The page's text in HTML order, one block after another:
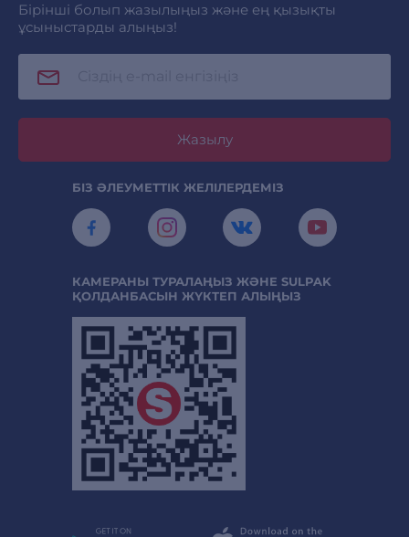
Бірінші болып жазылыңыз және ең қызықты
ұсыныстарды алыңыз!
Жазылу
БІЗ ӘЛЕУМЕТТІК ЖЕЛІЛЕРДЕМІЗ
КАМЕРАНЫ ТУРАЛАҢЫЗ ЖӘНЕ SULPAK
ҚОЛДАНБАСЫН ЖҮКТЕП АЛЫҢЫЗ